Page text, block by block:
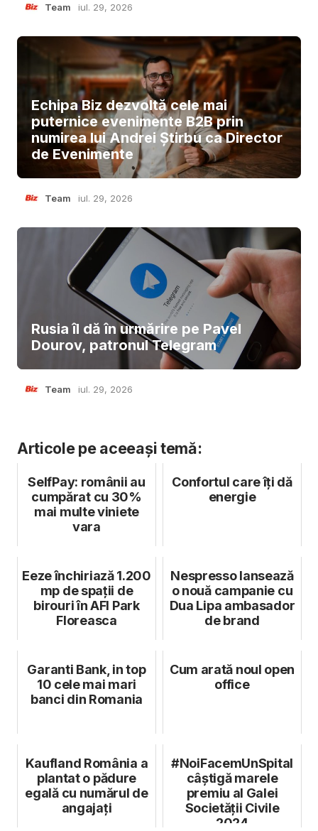
Team iul. 29, 2026
Echipa Biz dezvoltă cele mai
puternice evenimente B2B prin
numirea lui Andrei Știrbu ca Director
de Evenimente
Team iul. 29, 2026
Rusia îl dă în urmărire pe Pavel
Dourov, patronul Telegram
Team iul. 29, 2026
Articole pe aceeași temă:
SelfPay: românii au
cumpărat cu 30%
mai multe viniete
vara
Confortul care îți dă
energie
Eeze închiriază 1.200
mp de spații de
birouri în AFI Park
Floreasca
Nespresso lansează
o nouă campanie cu
Dua Lipa ambasador
de brand
Garanti Bank, in top
10 cele mai mari
banci din Romania
Cum arată noul open
office
Kaufland România a
plantat o pădure
egală cu numărul de
angajați
#NoiFacemUnSpital
câștigă marele
premiu al Galei
Societății Civile
2024